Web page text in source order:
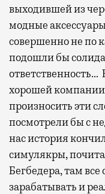
выходившей из
модные
совершенно не по
подошли бы
ответственность…
хорошей компании
произносить эти
посмотрели бы с
нас история
симулякры,
Бегбедера, там
зарабатывать и